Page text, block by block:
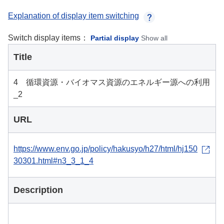
Explanation of display item switching
Switch display items： Partial display Show all
Title
4 循環資源・バイオマス資源のエネルギー源への利用
_2
URL
https://www.env.go.jp/policy/hakusyo/h27/html/hj150
30301.html#n3_3_1_4
Description